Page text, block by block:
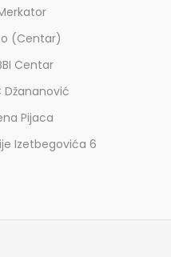
(Centar)
Centar
Džananović
Pijaca
Izetbegovića 6